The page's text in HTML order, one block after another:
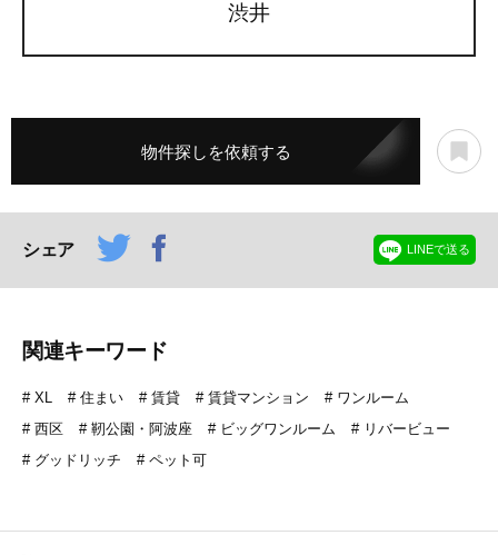
渋井
物件探しを依頼する
シェア LINEで送る
関連キーワード
XL 住まい 賃貸 賃貸マンション
ワンルーム
西区
靭公園・阿波座 ビッグワンルーム
リバービュー
グッドリッチ
ペット可